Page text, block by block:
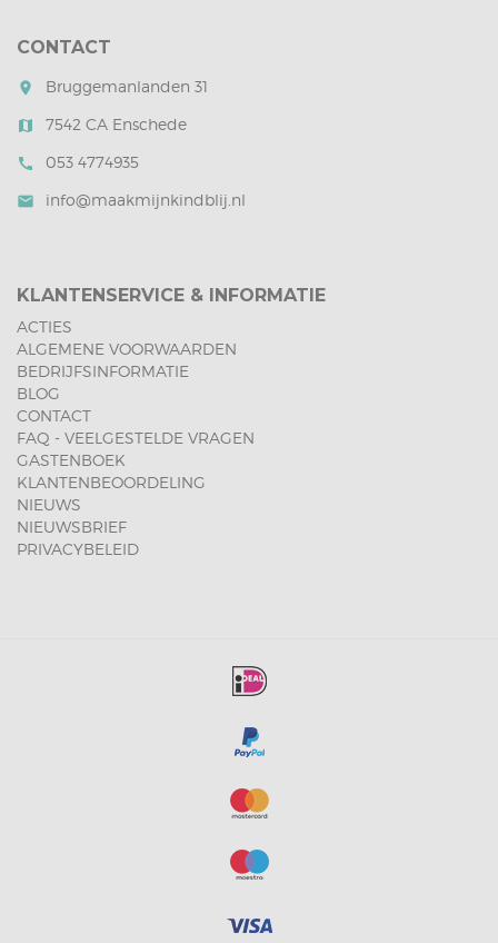
CONTACT
room Bruggemanlanden 31
map 7542 CA Enschede
call 053 4774935
mail info@maakmijnkindblij.nl
KLANTENSERVICE & INFORMATIE
ACTIES
ALGEMENE VOORWAARDEN
BEDRIJFSINFORMATIE
BLOG
CONTACT
FAQ - VEELGESTELDE VRAGEN
GASTENBOEK
KLANTENBEOORDELING
NIEUWS
NIEUWSBRIEF
PRIVACYBELEID